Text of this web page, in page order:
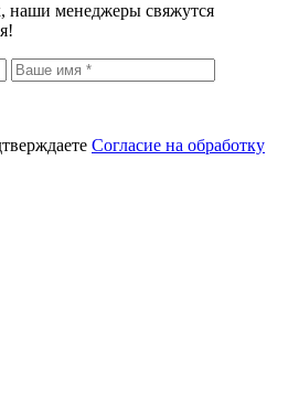
наши менеджеры свяжутся
Согласие на обработку